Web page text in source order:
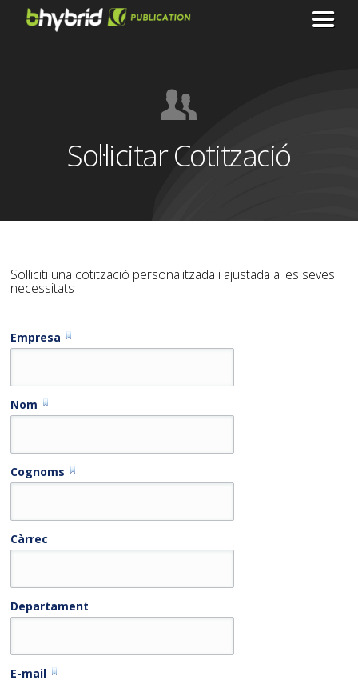
Sol·licitar Cotització
Sol·liciti una cotització personalitzada i ajustada a les seves
necessitats
Empresa
Nom
Cognoms
Càrrec
Departament
E-mail